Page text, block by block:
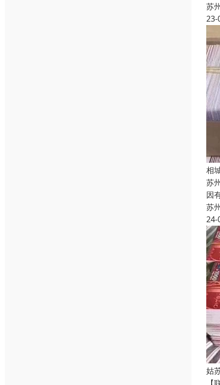
苏
23-
相
苏
因
苏
24-
姑